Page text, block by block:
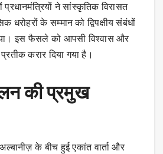
प्रधानमंत्रियों ने सांस्कृतिक विरासत
धरोहरों के सम्मान को द्विपक्षीय संबंधों
इस फैसले को आपसी विश्वास और
करार दिया गया है।
की प्रमुख
के बीच हुई एकांत वार्ता और